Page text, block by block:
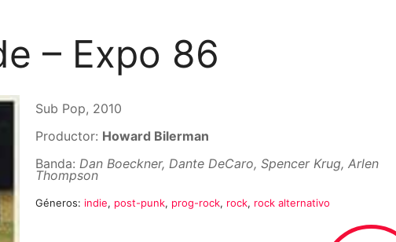
– Expo 86
Sub Pop, 2010
Productor: Howard Bilerman
Banda: Dan Boeckner, Dante DeCaro, Spencer Krug, Arlen
Thompson
Géneros: indie, post-punk, prog-rock, rock, rock alternativo